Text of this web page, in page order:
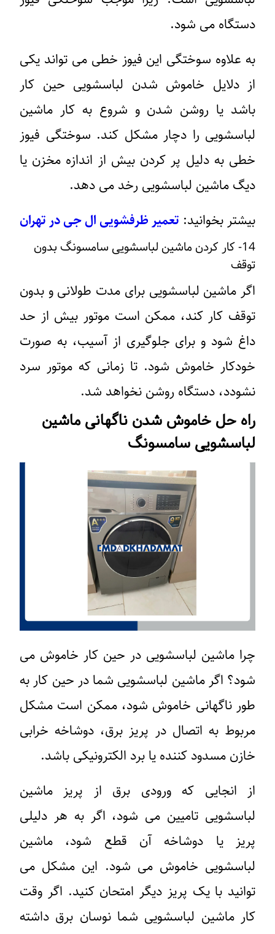
دستگاه می شود.
به علاوه سوختگی این فیوز خطی می تواند یکی
از دلایل خاموش شدن لباسشویی حین کار
باشد یا روشن شدن و شروع به کار ماشین
لباسشویی را دچار مشکل کند. سوختگی فیوز
خطی به دلیل پر کردن بیش از اندازه مخزن یا
دیگ ماشین لباسشویی رخد می دهد.
بیشتر بخوانید: تعمیر ظرفشویی ال جی در تهران
14- کار کردن ماشین لباسشویی سامسونگ بدون
توقف
اگر ماشین لباسشویی برای مدت طولانی و بدون
توقف کار کند، ممکن است موتور بیش از حد
داغ شود و برای جلوگیری از آسیب، به صورت
خودکار خاموش شود. تا زمانی که موتور سرد
نشودد، دستگاه روشن نخواهد شد.
راه حل خاموش شدن ناگهانی ماشین
لباسشویی سامسونگ
چرا ماشین لباسشویی در حین کار خاموش می
شود؟ اگر ماشین لباسشویی شما در حین کار به
طور ناگهانی خاموش شود، ممکن است مشکل
مربوط به اتصال در پریز برق، دوشاخه خرابی
خازن مسدود کننده یا برد الکترونیکی باشد.
از انجایی که ورودی برق از پریز ماشین
لباسشویی تامیین می شود، اگر به هر دلیلی
پریز یا دوشاخه آن قطع شود، ماشین
لباسشویی خاموش می شود. این مشکل می
توانید با یک پریز دیگر امتحان کنید. اگر وقت
کار ماشین لباسشویی شما نوسان برق داشته